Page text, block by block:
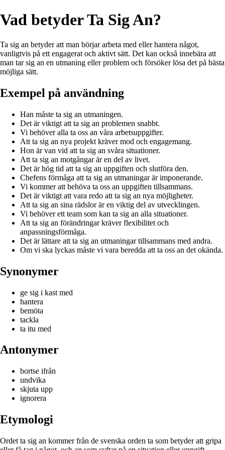
Vad betyder Ta Sig An?
Ta sig an betyder att man börjar arbeta med eller hantera något,
vanligtvis på ett engagerat och aktivt sätt. Det kan också innebära att
man tar sig an en utmaning eller problem och försöker lösa det på bästa
möjliga sätt.
Exempel på användning
Han måste ta sig an utmaningen.
Det är viktigt att ta sig an problemen snabbt.
Vi behöver alla ta oss an våra arbetsuppgifter.
Att ta sig an nya projekt kräver mod och engagemang.
Hon är van vid att ta sig an svåra situationer.
Att ta sig an motgångar är en del av livet.
Det är hög tid att ta sig an uppgiften och slutföra den.
Chefens förmåga att ta sig an utmaningar är imponerande.
Vi kommer att behöva ta oss an uppgiften tillsammans.
Det är viktigt att vara redo att ta sig an nya möjligheter.
Att ta sig an sina rädslor är en viktig del av utvecklingen.
Vi behöver ett team som kan ta sig an alla situationer.
Att ta sig an förändringar kräver flexibilitet och
anpassningsförmåga.
Det är lättare att ta sig an utmaningar tillsammans med andra.
Om vi ska lyckas måste vi vara beredda att ta oss an det okända.
Synonymer
ge sig i kast med
hantera
bemöta
tackla
ta itu med
Antonymer
bortse ifrån
undvika
skjuta upp
ignorera
Etymologi
Ordet ta sig an kommer från de svenska orden ta som betyder att gripa